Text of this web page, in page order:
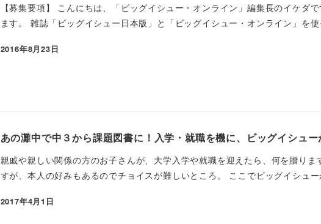
【募集要項】 こんにちは、「ビッグイシュー・オンライン」編集長のイケダ
ます。 雑誌「ビッグイシュー日本版」と「ビッグイシュー・オンライン」を
2016年8月23日
あの灘中で中３から課題図書に！入学・就職を機に、ビッグイシュ
親戚や親しい関係の方のお子さんが、大学入学や就職を迎えたら、何を贈り
すが、本人の好みもあるのでチョイスが難しいところ。 ここでビッグイシュ
2017年4月1日